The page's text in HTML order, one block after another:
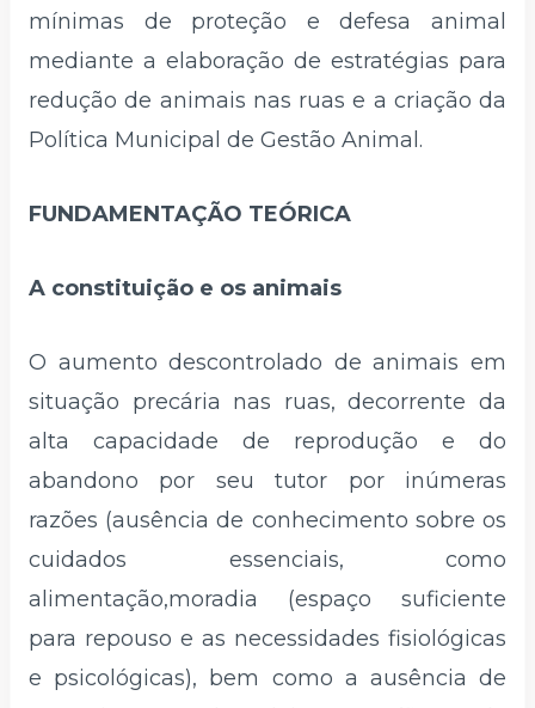
mínimas de proteção e defesa animal
mediante a elaboração de estratégias para
redução de animais nas ruas e a criação da
Política Municipal de Gestão Animal.
FUNDAMENTAÇÃO TEÓRICA
A constituição e os animais
O aumento descontrolado de animais em
situação precária nas ruas, decorrente da
alta capacidade de reprodução e do
abandono por seu tutor por inúmeras
razões (ausência de conhecimento sobre os
cuidados essenciais, como
alimentação,moradia (espaço suficiente
para repouso e as necessidades fisiológicas
e psicológicas), bem como a ausência de